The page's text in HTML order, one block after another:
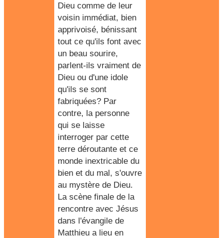
Dieu comme de leur
voisin immédiat, bien
apprivoisé, bénissant
tout ce qu'ils font avec
un beau sourire,
parlent-ils vraiment de
Dieu ou d'une idole
qu'ils se sont
fabriquées? Par
contre, la personne
qui se laisse
interroger par cette
terre déroutante et ce
monde inextricable du
bien et du mal, s'ouvre
au mystère de Dieu.
La scène finale de la
rencontre avec Jésus
dans l'évangile de
Matthieu a lieu en